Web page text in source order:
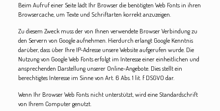
Beim Aufruf einer Seite lädt Ihr Browser die benötigten Web Fonts in ihren
Browsercache, um Texte und Schriftarten korrekt anzuzeigen.
Zu diesem Zweck muss der von Ihnen verwendete Browser Verbindung zu
den Servern von Google aufnehmen. Hierdurch erlangt Google Kenntnis
darüber, dass über Ihre IP-Adresse unsere Website aufgerufen wurde. Die
Nutzung von Google Web Fonts erfolgt im Interesse einer einheitlichen und
ansprechenden Darstellung unserer Online-Angebote. Dies stellt ein
berechtigtes Interesse im Sinne von Art. 6 Abs. 1 lit. f DSGVO dar.
Wenn Ihr Browser Web Fonts nicht unterstützt, wird eine Standardschrift
von Ihrem Computer genutzt.